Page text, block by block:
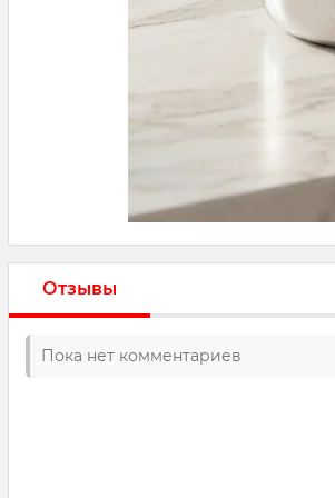
Отзывы
Пока нет комментариев